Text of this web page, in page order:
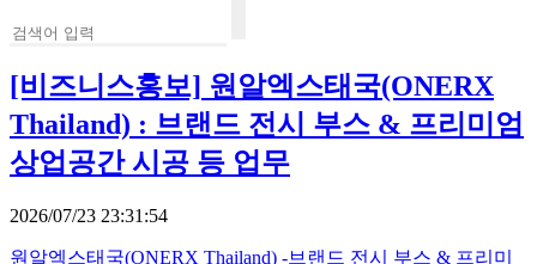
[비즈니스홍보] 원알엑스태국(ONERX
Thailand) : 브랜드 전시 부스 & 프리미엄
상업공간 시공 등 업무
2026/07/23 23:31:54
원알엑스태국(ONERX Thailand) -브랜드 전시 부스 & 프리미